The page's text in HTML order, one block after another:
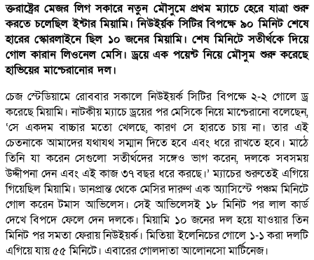
ক্তরাষ্ট্রের মেজর লিগ সকারে নতুন মৌসুমে প্রথম ম্যাচে হেরে যাত্রা শুরু
করতে চলেছিল ইন্টার মিয়ামি। নিউইর্য়ক সিটির বিপক্ষে ৯০ মিনিট শেষে
হারের স্কোরলাইনে ছিল ১০ জনের মিয়ামি। শেষ মিনিটে সতীর্থকে দিয়ে
গোল কারান লিওনেল মেসি। ড্রয়ে এক পয়েন্ট নিয়ে মৌসুম শুরু করেছে
হাভিয়ের মাশ্চেরানোর দল।
চেজ স্টেডিয়ামে রোববার সকালে নিউইয়র্ক সিটির বিপক্ষে ২-২ গোলে ড্র
করেছে মিয়ামি। নাটকীয় ম্যাচে ড্রয়ের পর মেসিকে নিয়ে মাশ্চেরানো বলেছেন,
‘সে একদম বাচ্চার মতো খেলছে, কারণ সে হারতে চায় না। তার এই
চেতনাকে আমাদের যথাযথ সম্মান দিতে হবে এবং ধরে রাখতে হবে। মাঠে
তিনি যা করেন সেগুলো সতীর্থদের সঙ্গেও ভাগ করেন, দলকে সবসময়
উদ্দীপনা দেন এবং এই কাজ ৩৭ বছর ধরে করছে।’ ম্যাচের শুরুতেই এগিয়ে
গিয়েছিল মিয়ামি। ডানপ্রান্ত থেকে মেসির দারুণ এক অ্যাসিস্টে পঞ্চম মিনিটে
গোল করেন টমাস আভিলেস। সেই আভিলেসই ১৮ মিনিট পর লাল কার্ড
দেখে বিপদে ফেলে দেন দলকে। মিয়ামি ১০ জনের দল হয়ে যাওয়ার তিন
মিনিট পর সমতা ফেরায় নিউইয়র্ক। মিতিয়া ইলেনিচের গোলে ১-১ করা দলটি
এগিয়ে যায় ৫৫ মিনিটে। এবারের গোলদাতা আলোনসো মার্টিনেজ।